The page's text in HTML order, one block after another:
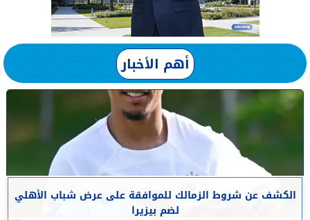
أهم الأخبار
الكشف عن شروط الزمالك للموافقة على عرض شباب الأهلي
لضم بيزيرا